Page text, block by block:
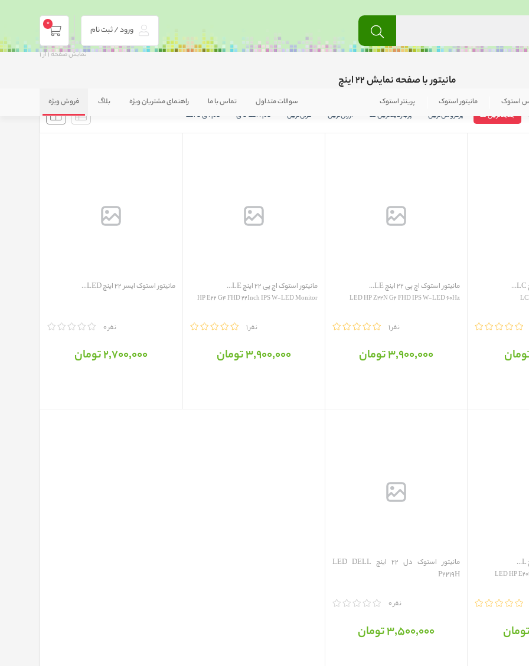
ورود / ثبت نام
0
استوک مانیتور استوک پرینتر استوک سوالات متداول تماس با ما راهنمای مشتریان ویژه بلاگ فروش ویژه
نمایش صفحه1از1
مانیتور با صفحه نمایش 22 اینچ
جدیدترین ها پرفروش‌ترین پربازدید‌ترین ها ارزان‌ترین گران‌ترین نام : الف تا ی نام : ی تا الف
مانیتور استوک اچ پی 22 اینچ LE...
LED HP Z22N G2 FHD IPS W-LED 60Hz
1 نفر
3٬900٬000 تومان
مانیتور استوک اچ پی 22 اینچ LE...
HP E22 G4 FHD 22Inch IPS W-LED Monitor
1 نفر
3٬900٬000 تومان
مانیتور استوک ایسر 22 اینچ LED...
0 نفر
2٬700٬000 تومان
LED HP
مانیتور استوک دل 22 اینچ LED DELL
P2219H
0 نفر
3٬500٬000 تومان